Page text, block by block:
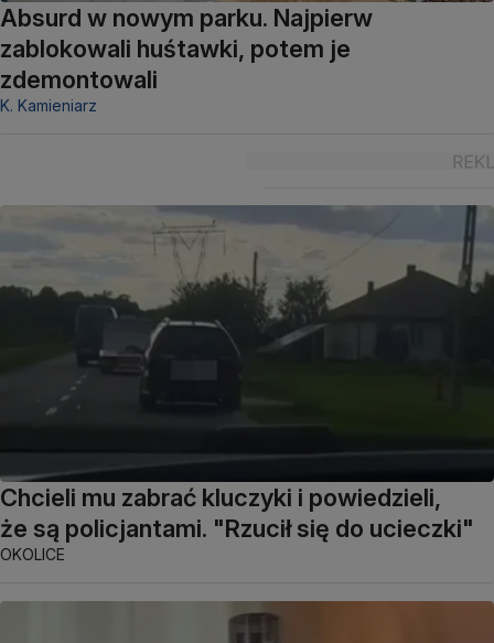
Absurd w nowym parku. Najpierw
zablokowali huśtawki, potem je
zdemontowali
K. Kamieniarz
Chcieli mu zabrać kluczyki i powiedzieli,
że są policjantami. "Rzucił się do ucieczki"
OKOLICE